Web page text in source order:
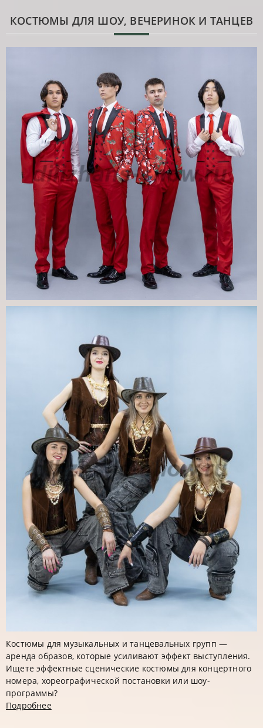
КОСТЮМЫ ДЛЯ ШОУ, ВЕЧЕРИНОК И ТАНЦЕВ
Костюмы для музыкальных и танцевальных групп —
аренда образов, которые усиливают эффект выступления.
Ищете эффектные сценические костюмы для концертного
номера, хореографической постановки или шоу-
программы?
Подробнее